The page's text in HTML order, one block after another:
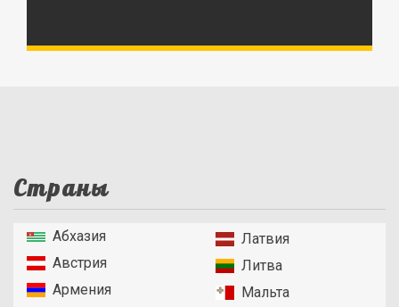
Страны
Абхазия
Австрия
Армения
Латвия
Литва
Мальта